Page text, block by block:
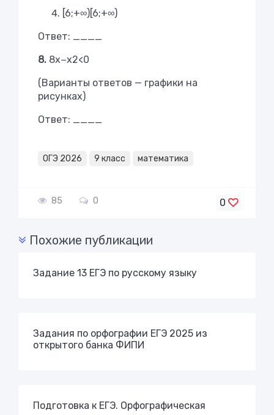
[6;+∞)[6;+∞)
Ответ: ____
8. 8x−x2<0
(Варианты ответов — графики на
рисунках)
Ответ: ____
ОГЭ 2026 9 класс математика
85 0 0
Похожие публикации
Задание 13 ЕГЭ по русскому языку
Задания по орфографии ЕГЭ 2025 из
открытого банка ФИПИ
Подготовка к ЕГЭ. Орфографическая